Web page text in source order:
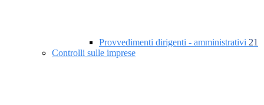
Provvedimenti dirigenti - amministrativi 21
Controlli sulle imprese